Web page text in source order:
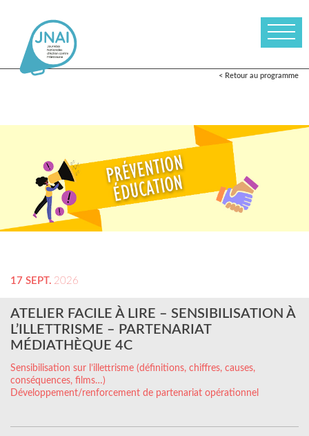
< Retour au programme
17 SEPT. 2026
ATELIER FACILE À LIRE – SENSIBILISATION À
L’ILLETTRISME – PARTENARIAT
MÉDIATHÈQUE 4C
Sensibilisation sur l’illettrisme (définitions, chiffres, causes,
conséquences, films…)
Développement/renforcement de partenariat opérationnel